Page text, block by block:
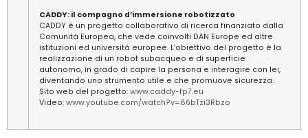
CADDY: il compagno d’immersione robotizzato
CADDY è un progetto collaborativo di ricerca finanziato dalla
Comunità Europea, che vede coinvolti DAN Europe ed altre
istituzioni ed università europee. L’obiettivo del progetto è la
realizzazione di un robot subacqueo e di superficie
autonomo, in grado di capire la persona e interagire con lei,
diventando uno strumento utile e che promuove sicurezza.
Sito web del progetto: www.caddy-fp7.eu
Video: www.youtube.com/watch?v=86bTzi3Rbzo